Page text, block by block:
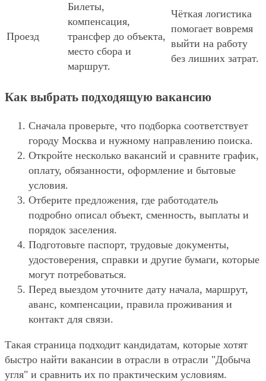
Проезд
Билеты,
компенсация,
трансфер до объекта,
место сбора и
маршрут.
Чёткая логистика
помогает вовремя
выйти на работу
без лишних затрат.
Как выбрать подходящую вакансию
Сначала проверьте, что подборка соответствует
городу Москва и нужному направлению поиска.
Откройте несколько вакансий и сравните график,
оплату, обязанности, оформление и бытовые
условия.
Отберите предложения, где работодатель
подробно описал объект, сменность, выплаты и
порядок заселения.
Подготовьте паспорт, трудовые документы,
удостоверения, справки и другие бумаги, которые
могут потребоваться.
Перед выездом уточните дату начала, маршрут,
аванс, компенсации, правила проживания и
контакт для связи.
Такая страница подходит кандидатам, которые хотят
быстро найти вакансии в отрасли в отрасли "Добыча
угля" и сравнить их по практическим условиям.